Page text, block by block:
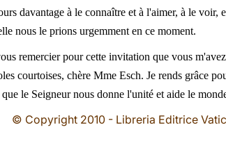
davantage à le connaître et à l'aimer, à le voir,
nous le prions urgemment en ce moment.
remercier pour cette invitation que vous
courtoises, chère Mme Esch. Je rends grâce
le Seigneur nous donne l'unité et aide le
© Copyright 2010 - Libreria Editrice